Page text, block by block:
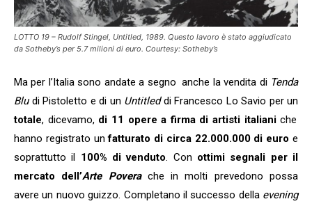
LOTTO 19 – Rudolf Stingel, Untitled, 1989. Questo lavoro è stato aggiudicato
da Sotheby’s per 5.7 milioni di euro. Courtesy: Sotheby’s
Ma per l’Italia sono andate a segno anche la vendita di Tenda
Bludi Pistoletto e di un Untitleddi Francesco Lo Savio per un
totale, dicevamo,di 11 opere a firma di artisti italianiche
hanno registrato unfatturato di circa 22.000.000 di euro e
soprattutto il 100% di venduto. Con ottimi segnali per il
mercato dell’Arte Poverache in molti prevedono possa
avere un nuovo guizzo. Completano il successo della evening